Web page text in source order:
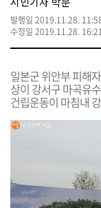
시
대
표
소
포
털
발행일 2019.11.28.
수정일 2019.11.28.
일본군 위안부 피해
상이 강서구 마곡유
건립운동이 마침내